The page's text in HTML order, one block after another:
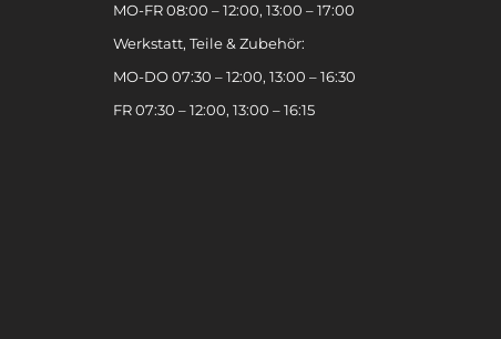
MO-FR 08:00 – 12:00, 13:00 – 17:00
Werkstatt, Teile & Zubehör:
MO-DO 07:30 – 12:00, 13:00 – 16:30
FR 07:30 – 12:00, 13:00 – 16:15